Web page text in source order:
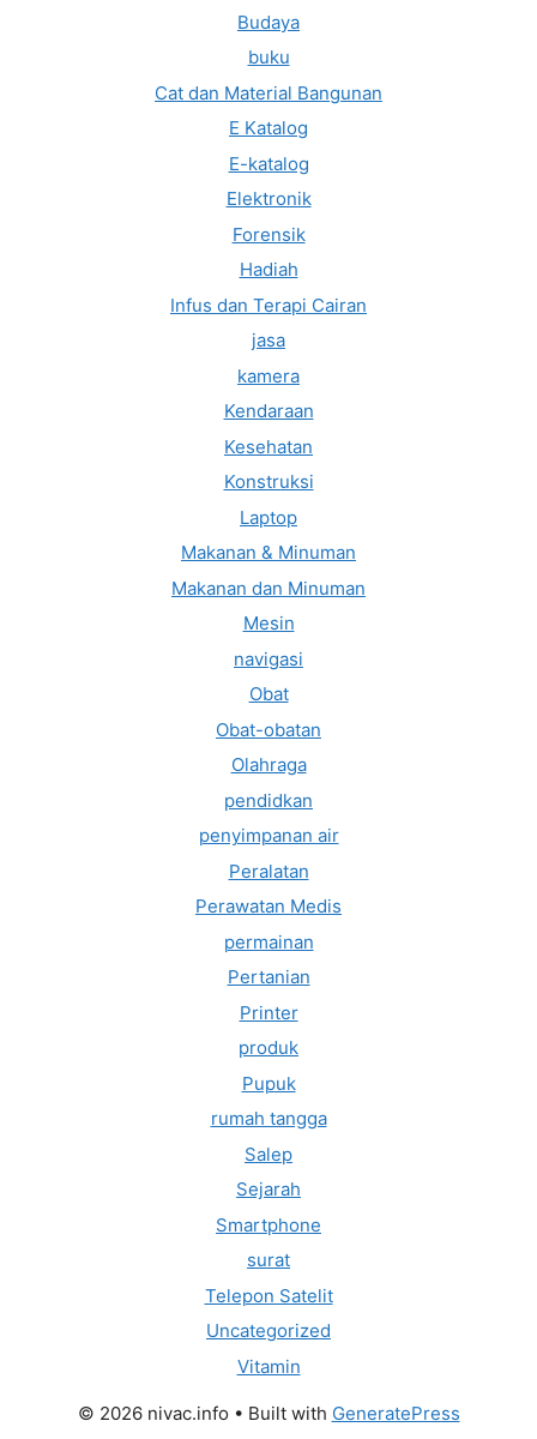
Budaya
buku
Cat dan Material Bangunan
E Katalog
E-katalog
Elektronik
Forensik
Hadiah
Infus dan Terapi Cairan
jasa
kamera
Kendaraan
Kesehatan
Konstruksi
Laptop
Makanan & Minuman
Makanan dan Minuman
Mesin
navigasi
Obat
Obat-obatan
Olahraga
pendidkan
penyimpanan air
Peralatan
Perawatan Medis
permainan
Pertanian
Printer
produk
Pupuk
rumah tangga
Salep
Sejarah
Smartphone
surat
Telepon Satelit
Uncategorized
Vitamin
© 2026 nivac.info • Built with GeneratePress